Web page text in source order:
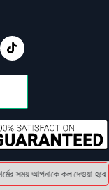
সময় আপনাকে কল দেওয়া